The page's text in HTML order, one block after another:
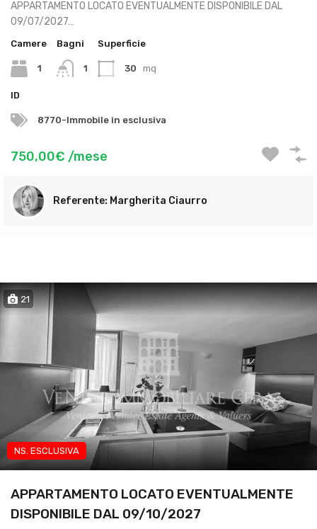
APPARTAMENTO LOCATO EVENTUALMENTE DISPONIBILE DAL
09/07/2027…
Camere
1
Bagni
1
Superficie
30 mq
ID
8770-Immobile in esclusiva
750,00€ /mese
Margherita Ciaurro
21
NS. ESCLUSIVA App transitorio lavoratori
APPARTAMENTO LOCATO EVENTUALMENTE
DISPONIBILE DAL 09/10/2027